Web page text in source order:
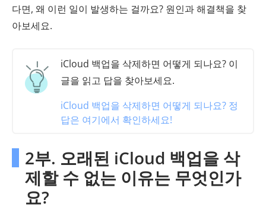
다면, 왜 이런 일이 발생하는 걸까요? 원인과 해결책을 찾
아보세요.
iCloud 백업을 삭제하면 어떻게 되나요? 이
글을 읽고 답을 찾아보세요.
iCloud 백업을 삭제하면 어떻게 되나요? 정
답은 여기에서 확인하세요!
2부. 오래된 iCloud 백업을 삭
제할 수 없는 이유는 무엇인가
요?